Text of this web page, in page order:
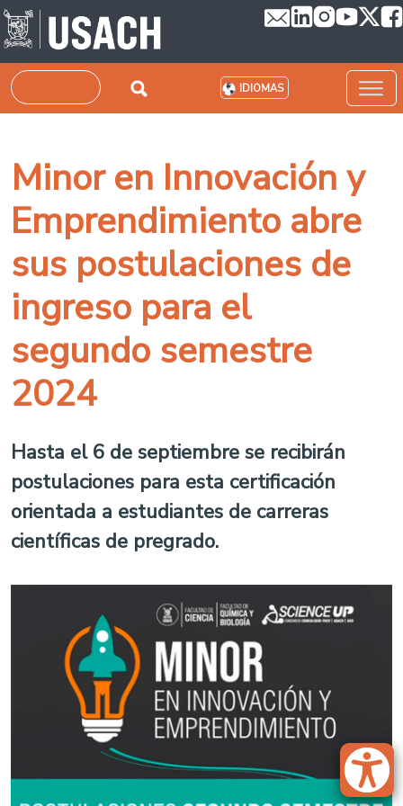
Pasar al contenido principal
Buscar IDIOMAS
Minor en Innovación y
Emprendimiento abre
sus postulaciones de
ingreso para el
segundo semestre
2024
Hasta el 6 de septiembre se recibirán
postulaciones para esta certificación
orientada a estudiantes de carreras
científicas de pregrado.